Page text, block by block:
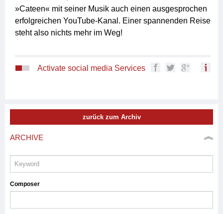
»Cateen« mit seiner Musik auch einen ausgesprochen
erfolgreichen YouTube-Kanal. Einer spannenden Reise
steht also nichts mehr im Weg!
Activate social media Services
zurück zum Archiv
ARCHIVE
Composer